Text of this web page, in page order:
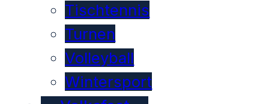
Tischtennis
Turnen
Volleyball
Wintersport